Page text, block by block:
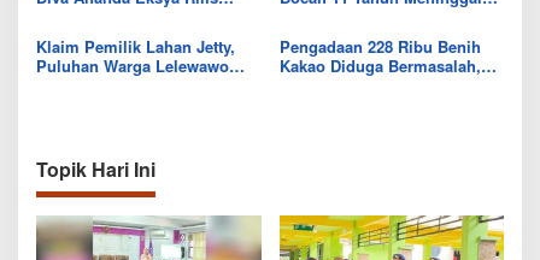
Eksistensi Musik Bugis
Klaim Pemilik Lahan Jetty,
Puluhan Warga Lelewawo
Pengadaan 228 Ribu Benih
Kakao Diduga Bermasalah,
Topik Hari Ini